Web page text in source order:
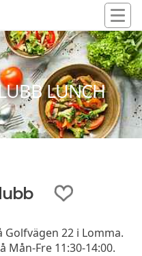
LUNCH
22 i Lomma.
Mån-Fre 11:30-14:00.